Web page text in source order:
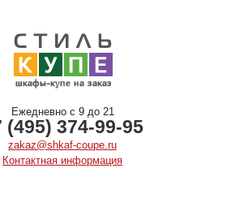
Ежедневно с 9 до 21
(495) 374-99-95
zakaz@shkaf-coupe.ru
Контактная информация